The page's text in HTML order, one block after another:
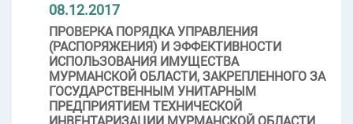
08.12.2017
ПРОВЕРКА ПОРЯДКА УПРАВЛЕНИЯ
(РАСПОРЯЖЕНИЯ) И ЭФФЕКТИВНОСТИ
ИСПОЛЬЗОВАНИЯ ИМУЩЕСТВА
МУРМАНСКОЙ ОБЛАСТИ, ЗАКРЕПЛЕННОГО ЗА
ГОСУДАРСТВЕННЫМ УНИТАРНЫМ
ПРЕДПРИЯТИЕМ ТЕХНИЧЕСКОЙ
ИНВЕНТАРИЗАЦИИ МУРМАНСКОЙ ОБЛАСТИ